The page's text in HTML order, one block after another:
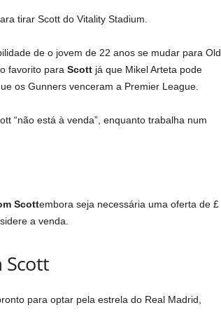
tirar Scott do Vitality Stadium.
de o jovem de 22 anos se mudar para Old
favorito para Scottjá que Mikel Arteta pode
os Gunners venceram a Premier League.
“não está à venda”, enquanto trabalha num
Scottembora seja necessária uma oferta de £
a venda.
Scott
para optar pela estrela do Real Madrid,